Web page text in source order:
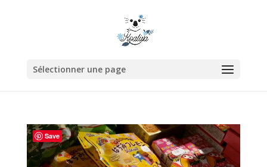
Sélectionner une page
Save